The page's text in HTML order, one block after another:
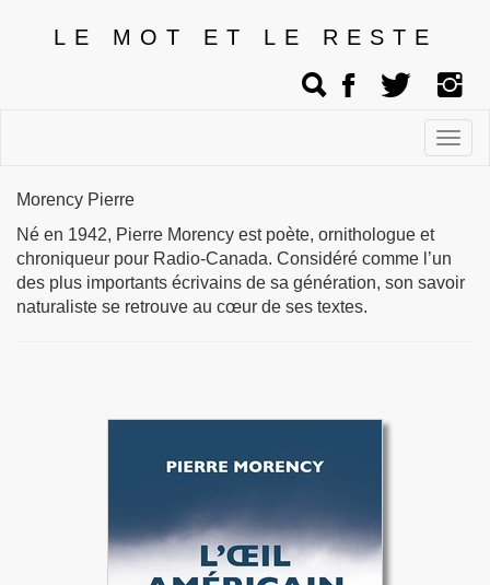
LE MOT ET LE RESTE
Morency Pierre
Né en 1942, Pierre Morency est poète, ornithologue et
chroniqueur pour Radio-Canada. Considéré comme l’un
des plus importants écrivains de sa génération, son savoir
naturaliste se retrouve au cœur de ses textes.